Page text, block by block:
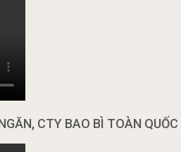
CTY BAO BÌ TOÀN QUỐC